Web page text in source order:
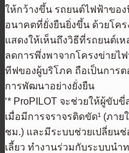
ให้กว้างขึ้น รถยนต์ไฟฟ้าขอ
อนาคตที่ยั่งยืนยิ่งขึ้น ด้วยโคร
แสดงให้เห็นถึงวิธีที่รถยนต์เ
ลดการพึ่งพาจากโครงข่ายไ
ทีฟของผู้บริโภค ถือเป็นการ
การพัฒนาอย่างยั่งยืน
‘* ProPILOT จะช่วยให้ผู้ขับ
เมื่อมีการจราจรติดขัด¹ (ภาย
ชม.) และมีระบบช่วยเปลี่ยนช่
เลี้ยว ทำงานร่วมกับระบบนำ